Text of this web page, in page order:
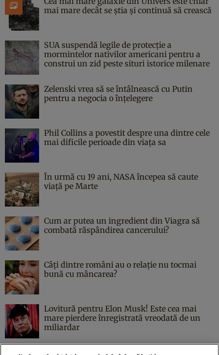
mai mare decât se știa și continuă să crească
SUA suspendă legile de protecție a
mormintelor nativilor americani pentru a
construi un zid peste situri istorice milenare
Zelenski vrea să se întâlnească cu Putin
pentru a negocia o înțelegere
Phil Collins a povestit despre una dintre cele
mai dificile perioade din viața sa
În urmă cu 19 ani, NASA începea să caute
viaţă pe Marte
Cum ar putea un ingredient din Viagra să
combată răspândirea cancerului?
Câți dintre români au o relație nu tocmai
bună cu mâncarea?
Lovitură pentru Elon Musk! Este cea mai
mare pierdere înregistrată vreodată de un
miliardar